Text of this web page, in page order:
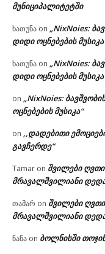
მუნიციპალიტეტში
ხათუნა on „NixNoies:
დიდი ოცნებების
ხათუნა on „NixNoies:
დიდი ოცნებების
on „NixNoies:
ოცნებების მუსიკა“
on ,,დადებითი
გავჩერდე“
Tamar on შვილები
მრავალშვილიანი
თამარ on შვილები
მრავალშვილიანი
ნანა on ბოლნისში